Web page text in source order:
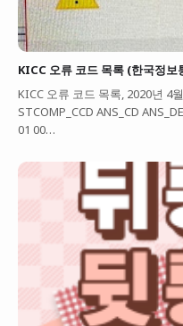
KICC 오류 코드 목록 (한국정보
KICC 오류 코드 목록, 2020년 4
STCOMP_CCD ANS_CD
01 00…